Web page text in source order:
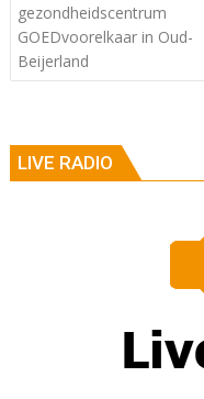
gezondheidscentrum
GOEDvoorelkaar in Oud-
Beijerland
LIVE RADIO